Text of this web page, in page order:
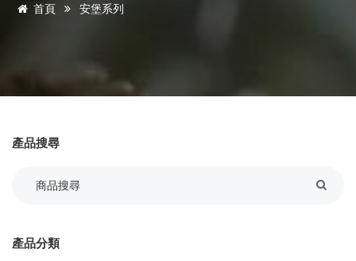
首頁 安堡系列
產品搜尋
產品分類